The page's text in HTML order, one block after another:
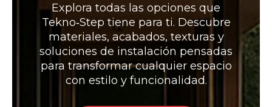
Explora todas las opciones que
Tekno‑Step tiene para ti. Descubre
materiales, acabados, texturas y
soluciones de instalación pensadas
para transformar cualquier espacio
con estilo y funcionalidad.